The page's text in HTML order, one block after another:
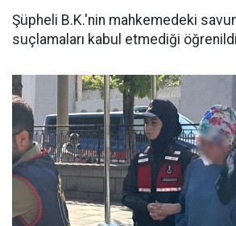
Şüpheli B.K.'nin mahkemedeki
suçlamaları kabul etmediği